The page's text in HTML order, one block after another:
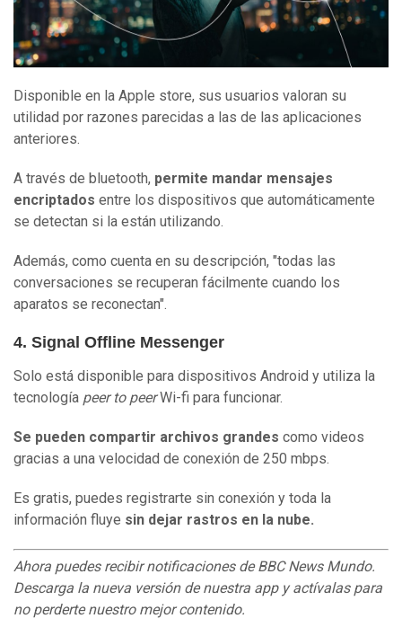
Disponible en la Apple store, sus usuarios valoran su
utilidad por razones parecidas a las de las aplicaciones
anteriores.
A través de bluetooth, permite mandar mensajes
encriptados entre los dispositivos que automáticamente
se detectan si la están utilizando.
Además, como cuenta en su descripción, "todas las
conversaciones se recuperan fácilmente cuando los
aparatos se reconectan".
4. Signal Offline Messenger
Solo está disponible para dispositivos Android y utiliza la
tecnología peer to peerWi-fi para funcionar.
Se pueden compartir archivos grandes como videos
gracias a una velocidad de conexión de 250 mbps.
Es gratis, puedes registrarte sin conexión y toda la
información fluye sin dejar rastros en la nube.
Ahora puedes recibir notificaciones de BBC News Mundo.
Descarga la nueva versión de nuestra app y actívalas para
no perderte nuestro mejor contenido.